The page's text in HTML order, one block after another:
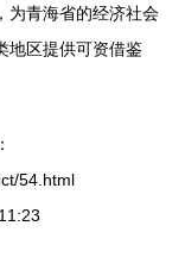
为青海省的经济社会
地区提供可资借鉴
54.html